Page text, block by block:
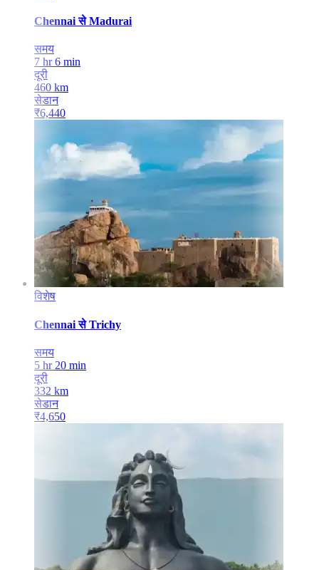
Chennai से Madurai
समय
7 hr 6 min
दूरी
460 km
सेडान
₹6,440
विशेष
Chennai से Trichy
समय
5 hr 20 min
दूरी
332 km
सेडान
₹4,650